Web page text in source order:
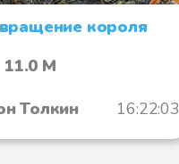
короля
11.0 М
Толкин
16:22:03